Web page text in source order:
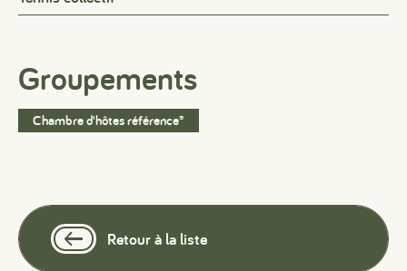
Groupements
Chambre d'hôtes référence®
Retour à la liste